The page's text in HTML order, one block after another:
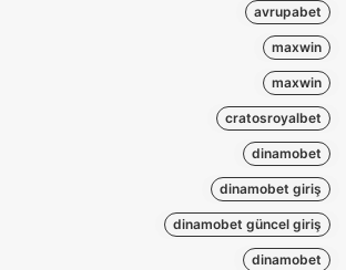
avrupabet
maxwin
maxwin
cratosroyalbet
dinamobet
dinamobet giriş
dinamobet güncel giriş
dinamobet